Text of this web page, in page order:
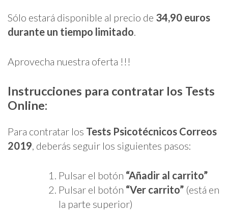
Sólo estará disponible al precio de 34,90 euros
durante un tiempo limitado
Aprovecha nuestra oferta !!!
Instrucciones para contratar los Tests
Online:
Para contratar los Tests Psicotécnicos Correos
2019, deberás seguir los siguientes pasos:
Pulsar el botón “Añadir al carrito”
Pulsar el botón “Ver carrito” (está en
la parte superior)